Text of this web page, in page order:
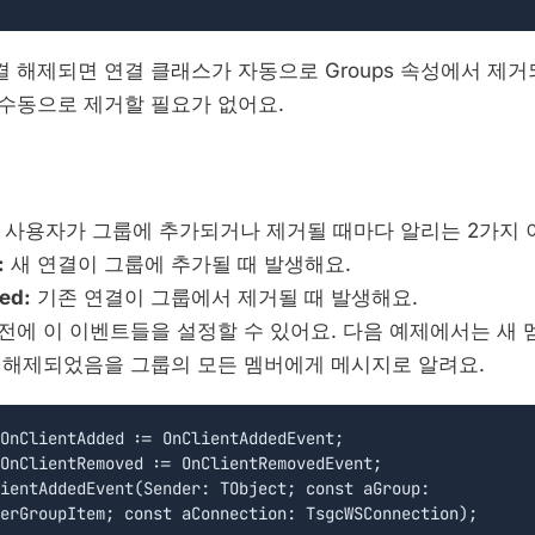
해제되면 연결 클래스가 자동으로 Groups 속성에서 제거
동으로 제거할 필요가 없어요.
용자가 그룹에 추가되거나 제거될 때마다 알리는 2가지
새 연결이 그룹에 추가될 때 발생해요.
기존 연결이 그룹에서 제거될 때 발생해요.
에 이 이벤트들을 설정할 수 있어요. 다음 예제에서는 새
제되었음을 그룹의 모든 멤버에게 메시지로 알려요.
:= OnClientAddedEvent;
:= OnClientRemovedEvent;
TObject; const aGroup:
const aConnection: TsgcWSConnection);